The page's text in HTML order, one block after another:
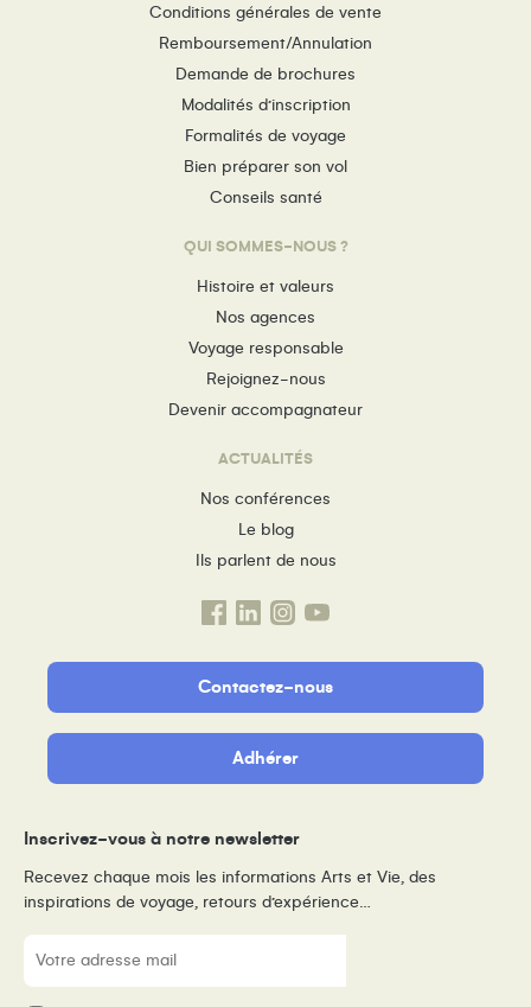
Conditions générales de vente
Remboursement/Annulation
Demande de brochures
Modalités d’inscription
Formalités de voyage
Bien préparer son vol
Conseils santé
QUI SOMMES-NOUS ?
Histoire et valeurs
Nos agences
Voyage responsable
Rejoignez-nous
Devenir accompagnateur
ACTUALITÉS
Nos conférences
Le blog
Ils parlent de nous
Contactez-nous
Adhérer
Inscrivez-vous à notre newsletter
Recevez chaque mois les informations Arts et Vie, des
inspirations de voyage, retours d’expérience…
E-
mail